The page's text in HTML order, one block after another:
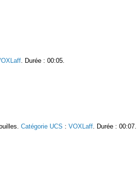
. Durée : 00:05.
Catégorie UCS : VOXLaff . Durée : 00:07.